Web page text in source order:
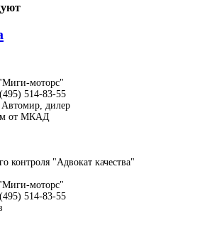
моторс"
514-83-55
дилер
от МКАД
контроля "Адвокат качества"
моторс"
514-83-55